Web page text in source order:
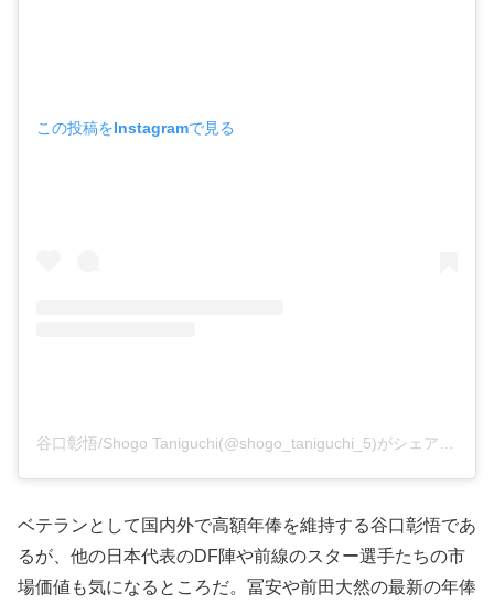
この投稿をInstagramで見る
谷口彰悟/Shogo Taniguchi(@shogo_taniguchi_5)がシェアした投稿
ベテランとして国内外で高額年俸を維持する谷口彰悟であ
るが、他の日本代表のDF陣や前線のスター選手たちの市
場価値も気になるところだ。冨安や前田大然の最新の年俸